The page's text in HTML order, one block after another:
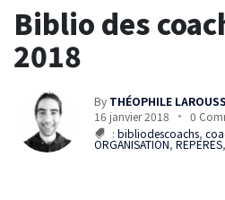
Biblio des
2018
By THÉOPHILE
16 janvier 2018
0
: bibliodescoachs,
ORGANISATION, REPERES,